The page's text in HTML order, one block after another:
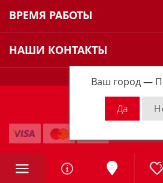
Ваш город —
ВРЕМЯ РАБОТЫ
НАШИ КОНТАКТЫ
Milwaukee Russia ©